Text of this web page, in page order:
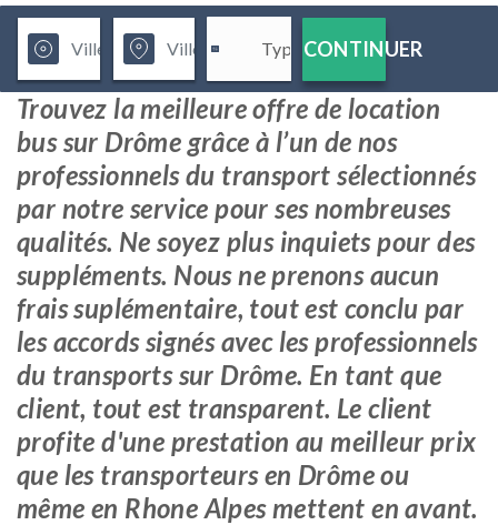
CONTINUER
Trouvez la meilleure offre de location
bus sur Drôme grâce à l’un de nos
professionnels du transport sélectionnés
par notre service pour ses nombreuses
qualités. Ne soyez plus inquiets pour des
suppléments. Nous ne prenons aucun
frais suplémentaire, tout est conclu par
les accords signés avec les professionnels
du transports sur Drôme. En tant que
client, tout est transparent. Le client
profite d'une prestation au meilleur prix
que les transporteurs en Drôme ou
même en Rhone Alpes mettent en avant.